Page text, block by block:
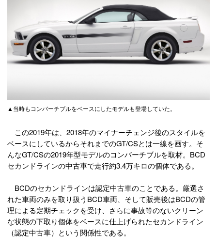
▲当時もコンバーチブルをベースにしたモデルも登場していた。
この2019年は、2018年のマイナーチェンジ後のスタイルを
ベースにしているからそれまでのGT/CSとは一線を画す。そ
んなGT/CSの2019年型モデルのコンバーチブルを取材。BCD
セカンドラインの中古車で走行約3.4万キロの個体である。
BCDのセカンドラインは認定中古車のことである。厳選さ
れた車両のみを取り扱うBCD車両、そして販売後はBCDの管
理による定期チェックを受け、さらに事故等のないクリーン
な状態の下取り個体をベースに仕上げられたセカンドライン
（認定中古車）という関係性である。